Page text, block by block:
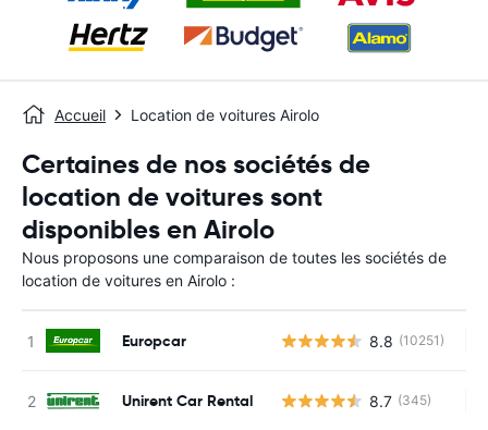
Accueil Location de voitures Airolo
Certaines de nos sociétés de
location de voitures sont
disponibles en Airolo
Nous proposons une comparaison de toutes les sociétés de
location de voitures en Airolo :
Europcar 8.8 (10251)
Unirent Car Rental 8.7 (345)